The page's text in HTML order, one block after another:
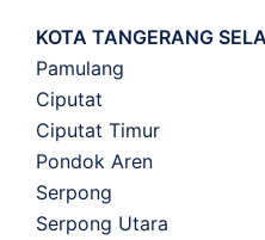
KOTA TANGERANG
Pamulang
Ciputat
Ciputat Timur
Pondok Aren
Serpong
Serpong Utara